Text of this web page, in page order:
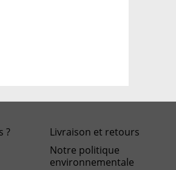
Livraison et retours
Notre politique
environnementale
?